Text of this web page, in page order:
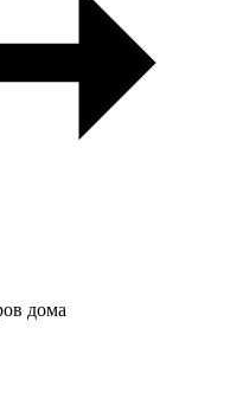
дома